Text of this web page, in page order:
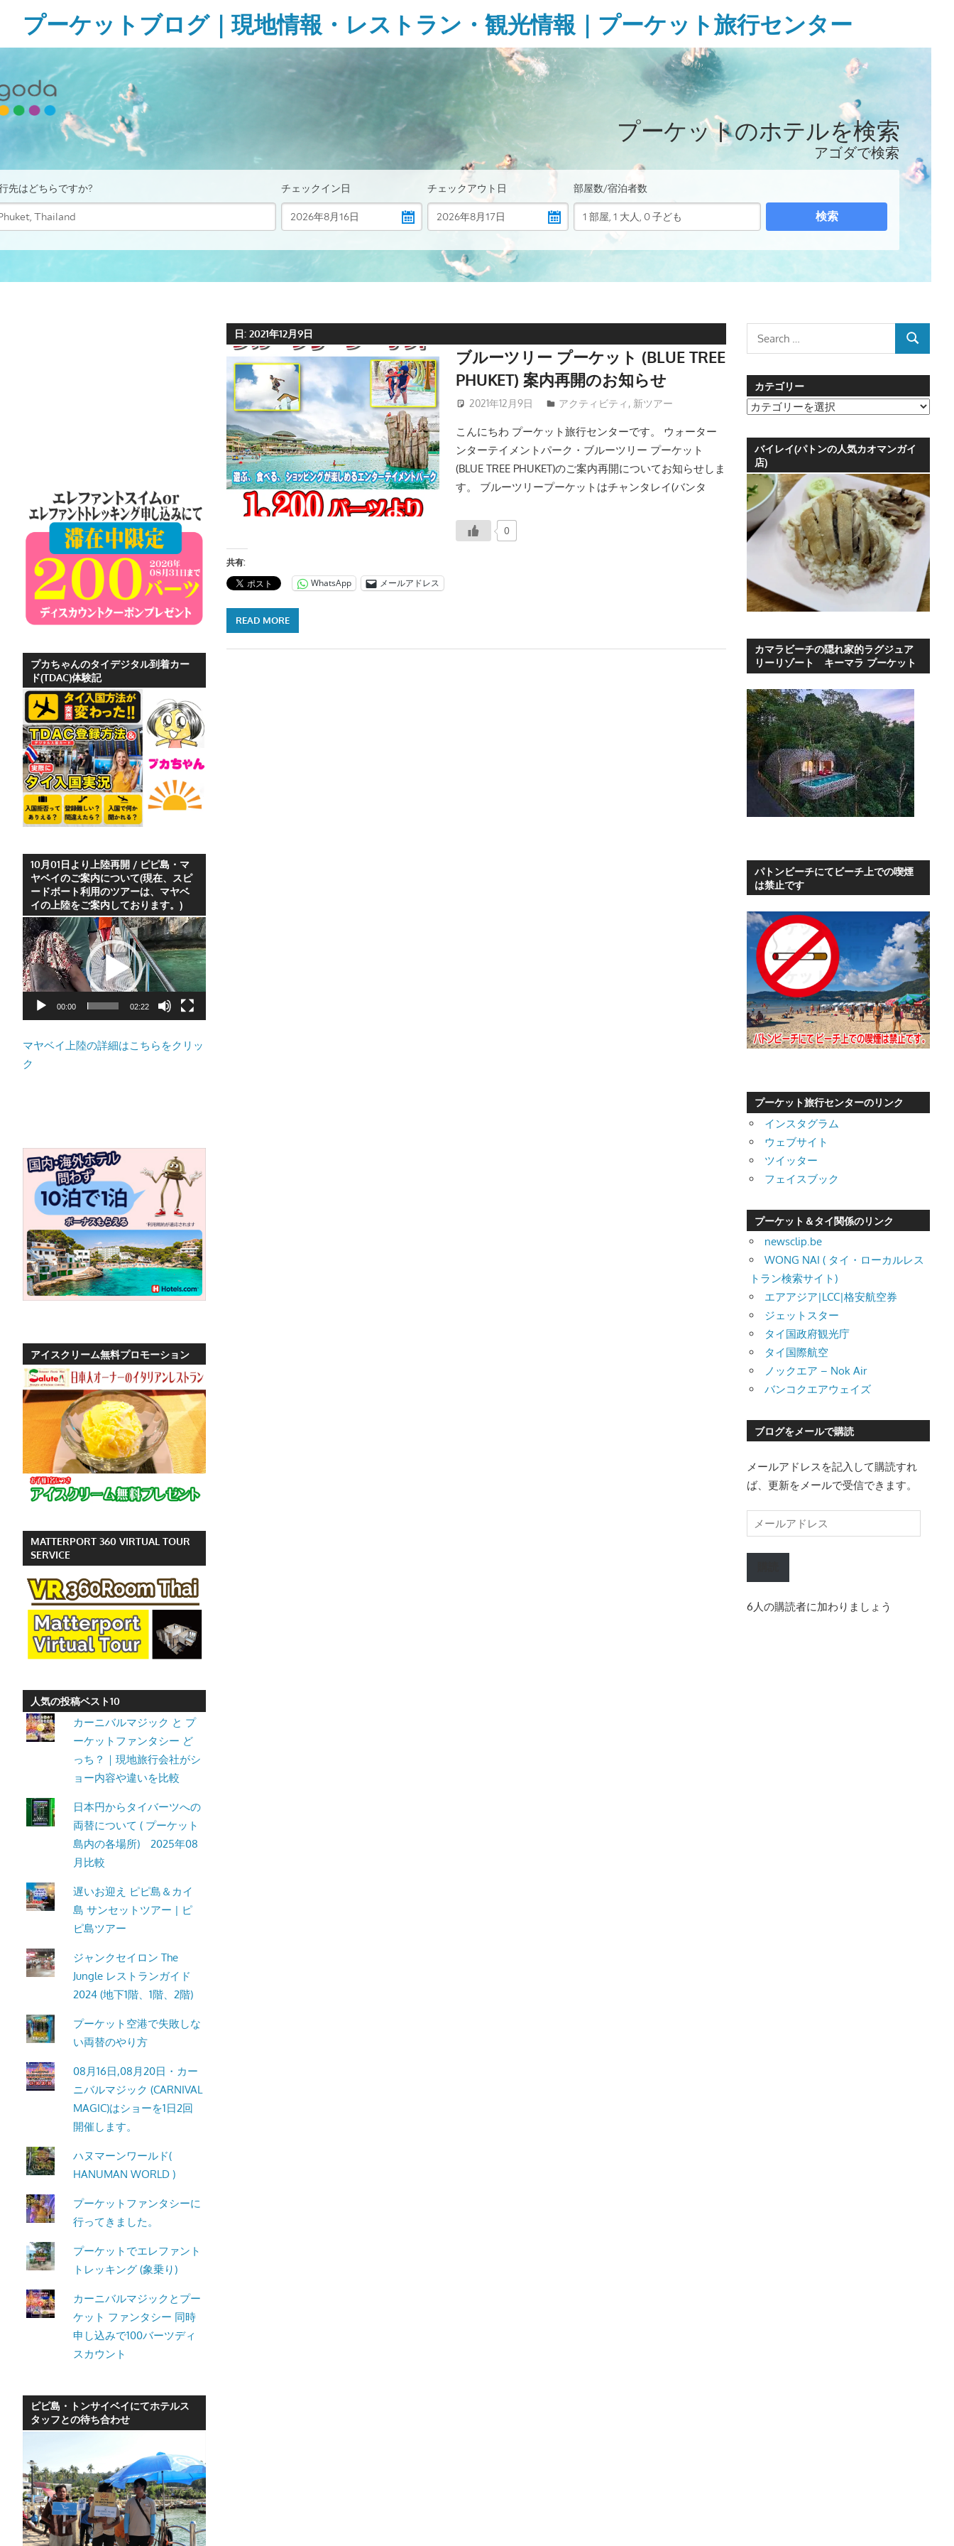
content
プーケットブログ｜現地情報・レストラン・観光情報｜プーケット旅行センター
ガ
ド
ブ
無
い
様
ョ
ナ
や
テ
情
報、
レ
ス
ト
ラ
ン
情
や
ー
ケ
ッ
ト
の
景
ど、
ロ
目
つ、
プ
ー
ケ
ッ
観
光
に
特
た
情
報
プ
ー
ケ
ッ
ト・
ト
ン
チ
よ
し
ま
日:2021年12月9日
ブルーツリー プーケット (BLUE TREE
PHUKET) 案内再開のお知らせ
2021年12月9日 patong003
アクティビティ , 新ツアー
こんにちわ プーケット旅行センターです。 ウォーター
ンターテイメントパーク・ブルーツリー プーケット
(BLUE TREE PHUKET)のご案内再開についてお知らせしま
す。 ブルーツリープーケットはチャンタレイ(バンタ
0
共有:
WhatsApp メールアドレス
READ MORE
プカちゃんのタイデジタル到着カー
ド(TDAC)体験記
10月01日より上陸再開 / ピピ島・マ
ヤベイのご案内について(現在、スピ
ードボート利用のツアーは、マヤベ
イの上陸をご案内しております。)
動
画
プ
レ
ヤ
00:00 02:22
マヤベイ上陸の詳細はこちらをクリッ
ク
アイスクリーム無料プロモーション
MATTERPORT 360 VIRTUAL TOUR
SERVICE
人気の投稿ベスト10
カーニバルマジック と プ
ーケットファンタシー ど
っち？｜現地旅行会社がシ
ョー内容や違いを比較
日本円からタイバーツへの
両替について ( プーケット
島内の各場所) 2025年08
月比較
遅いお迎え ピピ島＆カイ
島 サンセットツアー | ピ
ピ島ツアー
ジャンクセイロン The
Jungle レストランガイド
2024 (地下1階、1階、2階)
プーケット空港で失敗しな
い両替のやり方
08月16日,08月20日・カー
ニバルマジック (CARNIVAL
MAGIC)はショーを1日2回
開催します。
ハヌマーンワールド(
HANUMAN WORLD )
プーケットファンタシーに
行ってきました。
プーケットでエレファント
トレッキング (象乗り)
カーニバルマジックとプー
ケット ファンタシー 同時
申し込みで100バーツディ
スカウント
ピピ島・トンサイベイにてホテルス
タッフとの待ち合わせ
SEARCH
カテゴリー
カ
リ
バイレイ(パトンの人気カオマンガイ
店)
カマラビーチの隠れ家的ラグジュア
リーリゾート キーマラ プーケット
パトンビーチにてビーチ上での喫煙
は禁止です
プーケット旅行センターのリンク
インスタグラム
ウェブサイト
ツイッター
フェイスブック
プーケット＆タイ関係のリンク
newsclip.be
WONG NAI ( タイ・ローカルレス
トラン検索サイト)
エアアジア|LCC|格安航空券
ジェットスター
タイ国政府観光庁
タイ国際航空
ノックエア – Nok Air
バンコクエアウェイズ
ブログをメールで購読
メールアドレスを記入して購読すれ
ば、更新をメールで受信できます。
ー
ル
レ
6人の購読者に加わりましょう